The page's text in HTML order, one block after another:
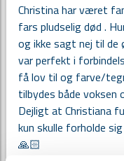
Christina har været
fars pludselig død .
og ikke sagt nej til de
var perfekt i
få lov til og farve/
tilbydes både voksen
Dejligt at Christiana
kun skulle forholde
🙏🏻